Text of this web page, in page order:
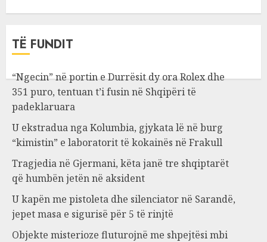
TË FUNDIT
“Ngecin” në portin e Durrësit dy ora Rolex dhe
351 puro, tentuan t’i fusin në Shqipëri të
padeklaruara
U ekstradua nga Kolumbia, gjykata lë në burg
“kimistin” e laboratorit të kokainës në Frakull
Tragjedia në Gjermani, këta janë tre shqiptarët
që humbën jetën në aksident
U kapën me pistoleta dhe silenciator në Sarandë,
jepet masa e sigurisë për 5 të rinjtë
Objekte misterioze fluturojnë me shpejtësi mbi